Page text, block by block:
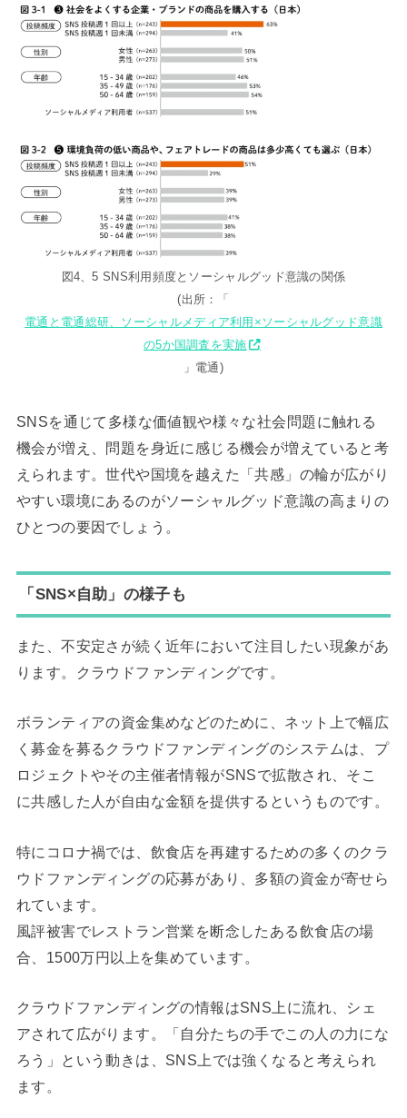
図4、5 SNS利用頻度とソーシャルグッド意識の関係
(出所：「
電通と電通総研、ソーシャルメディア利用×ソーシャルグッド意識
の5か国調査を実施
」電通)
SNSを通じて多様な価値観や様々な社会問題に触れる
機会が増え、問題を身近に感じる機会が増えていると考
えられます。世代や国境を越えた「共感」の輪が広がり
やすい環境にあるのがソーシャルグッド意識の高まりの
ひとつの要因でしょう。
「SNS×自助」の様子も
また、不安定さが続く近年において注目したい現象があ
ります。クラウドファンディングです。
ボランティアの資金集めなどのために、ネット上で幅広
く募金を募るクラウドファンディングのシステムは、プ
ロジェクトやその主催者情報がSNSで拡散され、そこ
に共感した人が自由な金額を提供するというものです。
特にコロナ禍では、飲食店を再建するための多くのクラ
ウドファンディングの応募があり、多額の資金が寄せら
れています。
風評被害でレストラン営業を断念したある飲食店の場
合、1500万円以上を集めています。
クラウドファンディングの情報はSNS上に流れ、シェ
アされて広がります。「自分たちの手でこの人の力にな
ろう」という動きは、SNS上では強くなると考えられ
ます。